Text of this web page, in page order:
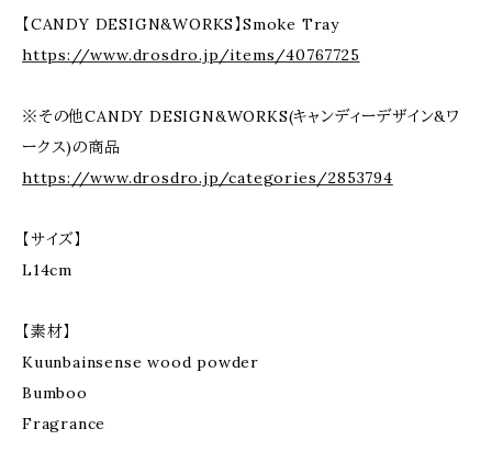
【CANDY DESIGN&WORKS】Smoke Tray
https://www.drosdro.jp/items/40767725
※その他CANDY DESIGN&WORKS(キャンディーデザイン&ワ
ークス)の商品
https://www.drosdro.jp/categories/2853794
【サイズ】
L14cm
【素材】
Kuunbainsense wood powder
Bumboo
Fragrance